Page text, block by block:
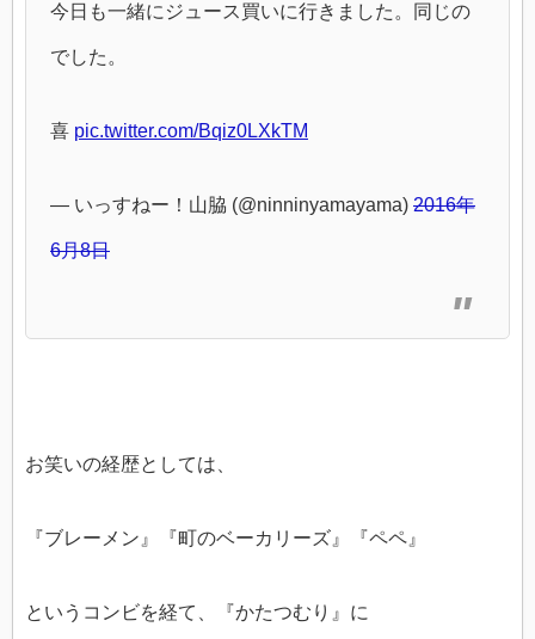
今日も一緒にジュース買いに行きました。同じの
でした。
喜 pic.twitter.com/Bqiz0LXkTM
— いっすねー！山脇 (@ninninyamayama) 2016年
6月8日
お笑いの経歴としては、
『ブレーメン』『町のベーカリーズ』『ペペ』
というコンビを経て、『かたつむり』に